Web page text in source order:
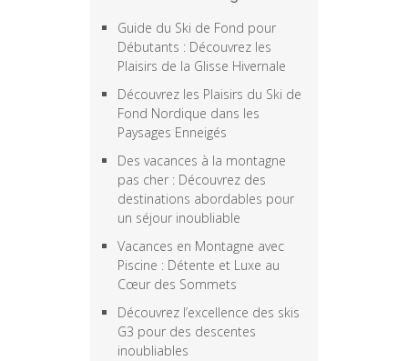
Guide du Ski de Fond pour
Débutants : Découvrez les
Plaisirs de la Glisse Hivernale
Découvrez les Plaisirs du Ski de
Fond Nordique dans les
Paysages Enneigés
Des vacances à la montagne
pas cher : Découvrez des
destinations abordables pour
un séjour inoubliable
Vacances en Montagne avec
Piscine : Détente et Luxe au
Cœur des Sommets
Découvrez l’excellence des skis
G3 pour des descentes
inoubliables